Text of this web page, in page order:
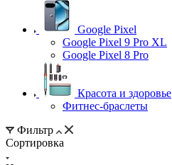
Google Pixel
Google Pixel 9 Pro XL
Google Pixel 8 Pro
Красота и здоровье
Фитнес-браслеты
Фильтр
Сортировка